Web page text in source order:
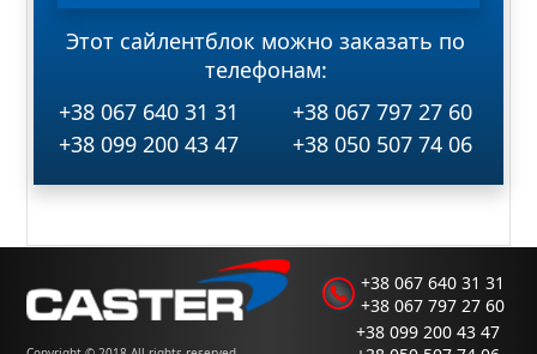
Этот сайлентблок можно заказать по
телефонам:
+38 067 640 31 31
+38 067 797 27 60
+38 099 200 43 47
+38 050 507 74 06
+38 067 640 31 31
+38 067 797 27 60
+38 099 200 43 47